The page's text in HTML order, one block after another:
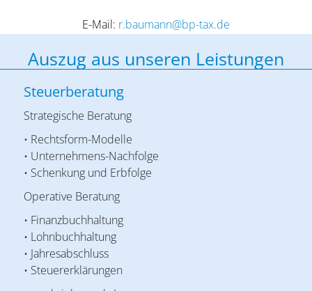
E-Mail: r.baumann@bp-tax.de
Auszug aus unseren Leistungen
Steuerberatung
Strategische Beratung
• Rechtsform-Modelle
• Unternehmens-Nachfolge
• Schenkung und Erbfolge
Operative Beratung
• Finanzbuchhaltung
• Lohnbuchhaltung
• Jahresabschluss
• Steuererklärungen